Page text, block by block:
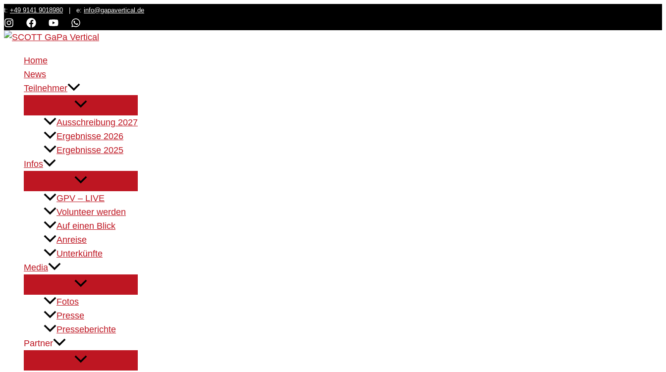
Zum
Inhalt
springen
t: +49 9141 9018980 | e: info@gapavertical.de
Home
News
Teilnehmer
Ausschreibung 2027
Ergebnisse 2026
Ergebnisse 2025
Infos
GPV – LIVE
Volunteer werden
Auf einen Blick
Anreise
Unterkünfte
Media
Fotos
Presse
Presseberichte
Partner